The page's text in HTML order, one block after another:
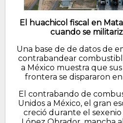
El huachicol fiscal en
cuando se
Una base de de datos de
contrabandear
a México muestra que
frontera se dispararon
El contrabando de
Unidos a México, el gran
creció durante el